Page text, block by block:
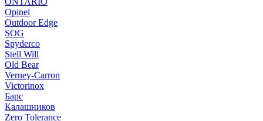
Opinel
Outdoor Edge
SOG
Spyderco
Stell Will
Old Bear
Verney-Carron
Victorinox
Барс
Калашников
Zero Tolerance